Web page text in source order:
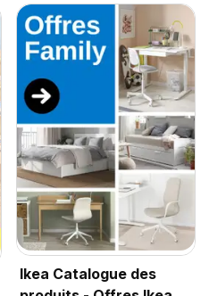
Ikea Catalogue des